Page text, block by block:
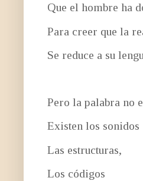
Que el hombre ha
Para creer que la
Se reduce a su
Pero la palabra no
Existen los sonidos
Las estructuras,
Los códigos